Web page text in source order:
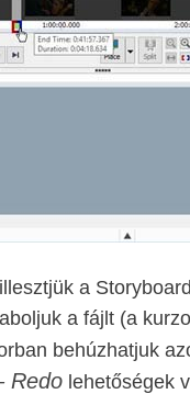
a
a fájlt (a
behúzhatjuk
Redo lehetőségek